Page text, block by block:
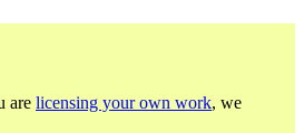
are licensing your own work, we